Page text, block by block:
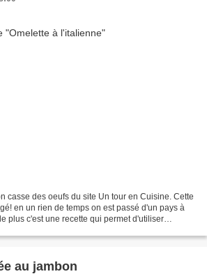
casse des oeufs du site Un tour en Cuisine. Cette
en un rien de temps on est passé d'un pays à
plus c'est une recette qui permet d'utiliser
au jambon